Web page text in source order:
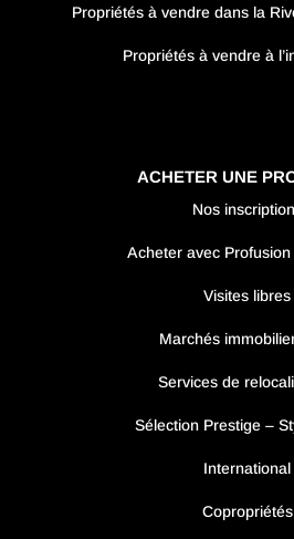
Propriétés à vendre dans la
Propriétés à vendre à
ACHETER UNE
Nos
Acheter avec
Visites libres
Marchés
Services de
Sélection Prestige –
International
Copropriétés